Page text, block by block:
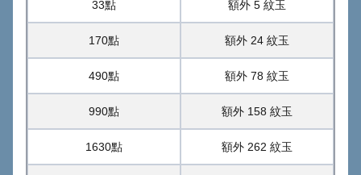
33點 額外 5 紋玉
170點 額外 24 紋玉
490點 額外 78 紋玉
990點 額外 158 紋玉
1630點 額外 262 紋玉